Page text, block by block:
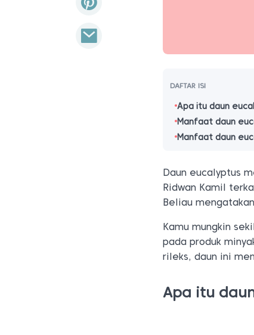
DAFTAR ISI
Apa itu daun
Manfaat daun
Manfaat daun
Daun eucalyptus
Ridwan Kamil
Beliau
Kamu mungkin
pada produk
rileks, daun ini
Apa itu